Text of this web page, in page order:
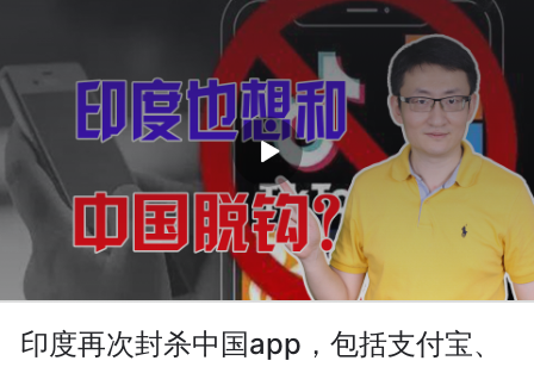
印度再次封杀中国app，包括支付宝、